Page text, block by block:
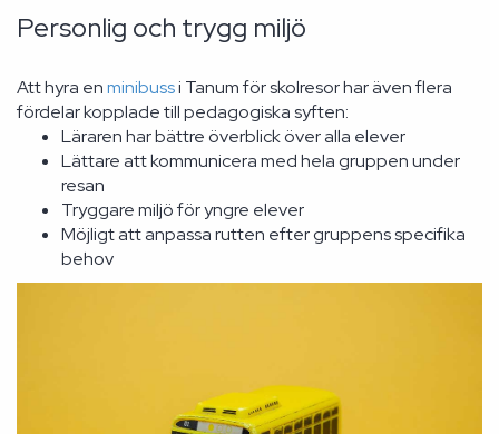
Personlig och trygg miljö
Att hyra enminibussi Tanum för skolresor har även flera
fördelar kopplade till pedagogiska syften:
Läraren har bättre överblick över alla elever
Lättare att kommunicera med hela gruppen under
resan
Tryggare miljö för yngre elever
Möjligt att anpassa rutten efter gruppens specifika
behov